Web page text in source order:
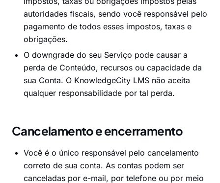
autoridades fiscais, sendo você responsável pelo
pagamento de todos esses impostos, taxas e
obrigações.
O downgrade do seu Serviço pode causar a
perda de Conteúdo, recursos ou capacidade da
sua Conta. O KnowledgeCity LMS não aceita
qualquer responsabilidade por tal perda.
Cancelamento e encerramento
Você é o único responsável pelo cancelamento
correto de sua conta. As contas podem ser
canceladas por e-mail, por telefone ou por meio